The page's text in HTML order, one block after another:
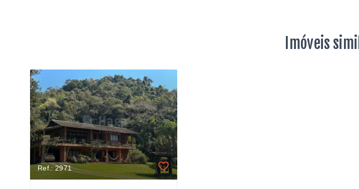
Imóveis
Ref.: 2971